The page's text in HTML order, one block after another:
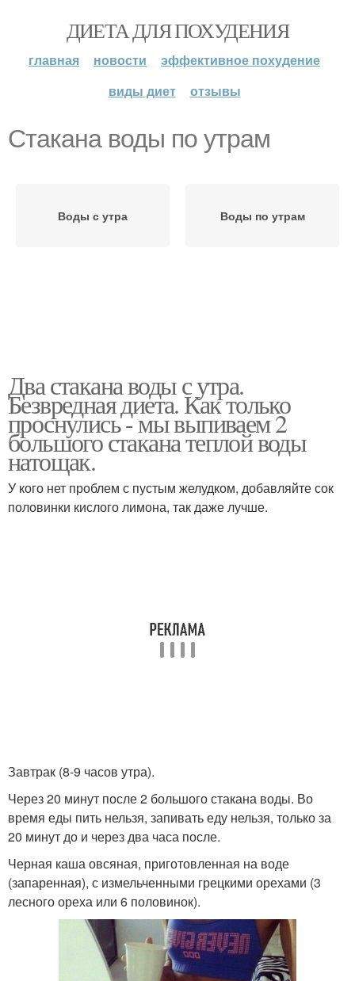
ДИЕТА ДЛЯ ПОХУДЕНИЯ
главная новости
эффективное похудение
виды диет
отзывы
Стакана воды по утрам
Воды с утра Воды по утрам
Два стакана воды с утра.
Безвредная диета. Как только
проснулись - мы выпиваем 2
большого стакана теплой воды
натощак.
У кого нет проблем с пустым желудком, добавляйте сок
половинки кислого лимона, так даже лучше.
Завтрак (8-9 часов утра).
Через 20 минут после 2 большого стакана воды. Во
время еды пить нельзя, запивать еду нельзя, только за
20 минут до и через два часа после.
Черная каша овсяная, приготовленная на воде
(запаренная), с измельченными грецкими орехами (3
лесного ореха или 6 половинок).